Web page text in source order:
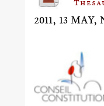
2011, 13